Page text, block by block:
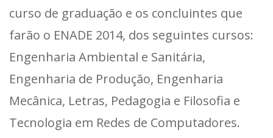
curso de graduação e os concluintes que
farão o ENADE 2014, dos seguintes cursos:
Engenharia Ambiental e Sanitária,
Engenharia de Produção, Engenharia
Mecânica, Letras, Pedagogia e Filosofia e
Tecnologia em Redes de Computadores.